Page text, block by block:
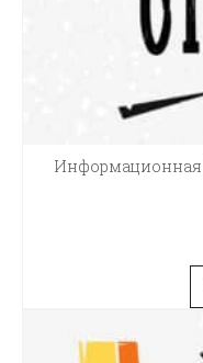
Информационная